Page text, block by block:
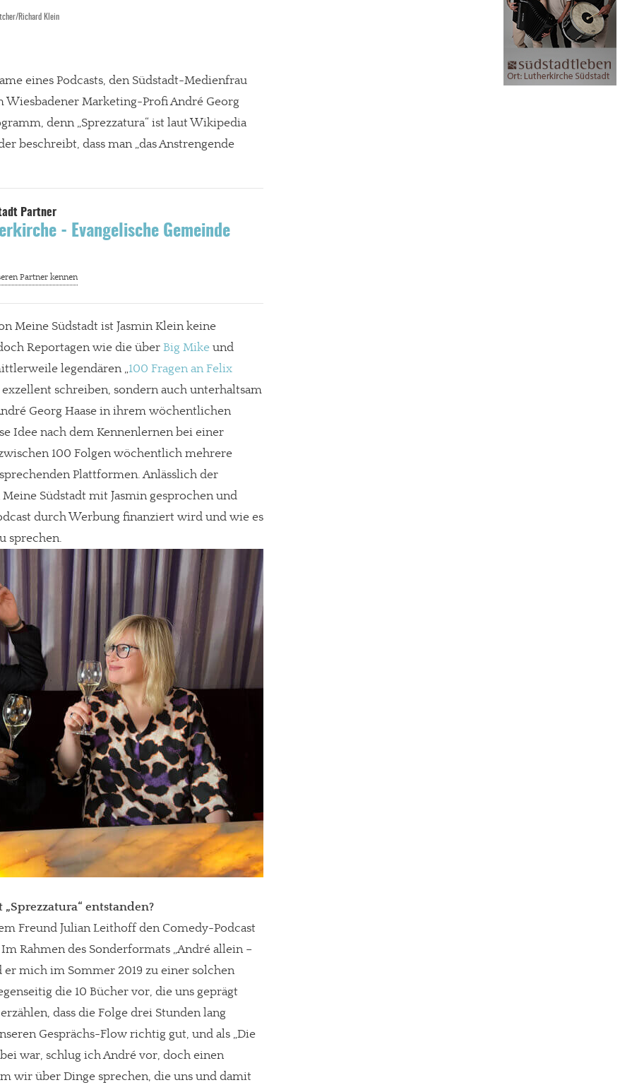
Arbeit?
und Werbung. Beide Einnahmequellen sind in den letzten Monaten stark zurückgegangen.
schätzen, kannst Du uns mit einer kleinen Spende unterstützen.
Richard Klein
eines Podcasts, den Südstadt-Medienfrau
Wiesbadener Marketing-Profi André Georg
denn „Sprezzatura“ ist laut Wikipedia
beschreibt, dass man „das Anstrengende
- Evangelische Gemeinde
Meine Südstadt ist Jasmin Klein keine
Reportagen wie die überBig Mike und
legendären „100 Fragen an Felix
exzellent schreiben, sondern auch unterhaltsam
Georg Haase in ihrem wöchentlichen
Idee nach dem Kennenlernen bei einer
100 Folgen wöchentlich mehrere
Plattformen. Anlässlich der
Südstadt mit Jasmin gesprochen und
durch Werbung finanziert wird und wie es
sprechen.
entstanden?
Freund Julian Leithoff den Comedy-Podcast
Im Rahmen des Sonderformats „André allein –
mich im Sommer 2019 zu einer solchen
die 10 Bücher vor, die uns geprägt
dass die Folge drei Stunden lang
Gesprächs-Flow richtig gut, und als „Die
war, schlug ich André vor, doch einen
wir über Dinge sprechen, die uns und damit